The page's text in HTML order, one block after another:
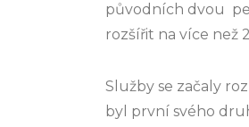
původních dvou
rozšířit na více než
Služby se začaly
byl první svého